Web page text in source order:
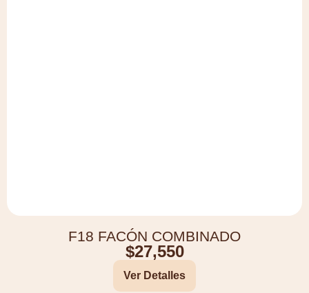
F18 FACÓN COMBINADO
$27,550
Ver Detalles